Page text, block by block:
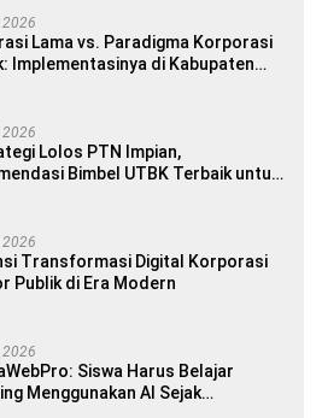
Lama vs. Paradigma Korporasi
Implementasinya di Kabupaten
Lolos PTN Impian,
Bimbel UTBK Terbaik untuk
2026
Transformasi Digital Korporasi
Publik di Era Modern
2026
Siswa Harus Belajar
Menggunakan AI Sejak